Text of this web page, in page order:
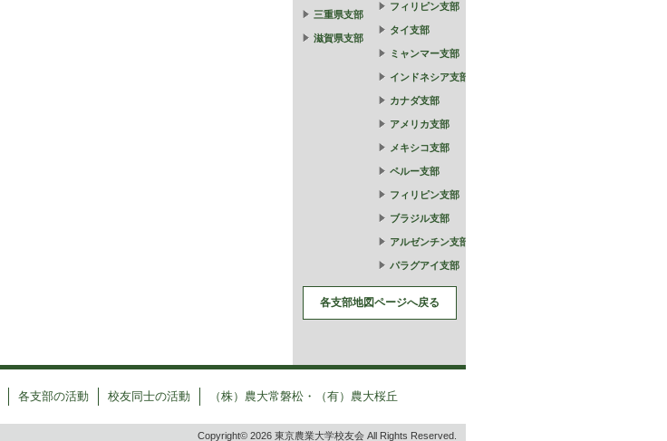
三重県支部
滋賀県支部
フィリピン支部
タイ支部
ミャンマー支部
インドネシア支部
カナダ支部
アメリカ支部
メキシコ支部
ペルー支部
フィリピン支部
ブラジル支部
アルゼンチン支部
パラグアイ支部
各支部地図ページへ戻る
各支部の活動 校友同士の活動 （株）農大常磐松・（有）農大桜丘
Copyright© 2026 東京農業大学校友会 All Rights Reserved.